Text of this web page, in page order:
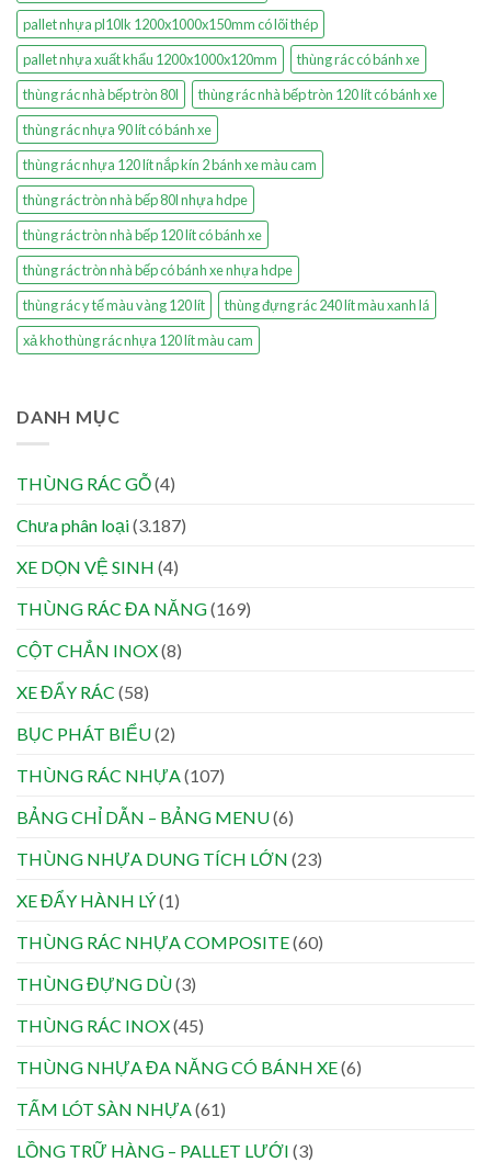
pallet nhựa pl10lk 1200x1000x150mm có lõi thép
pallet nhựa xuất khẩu 1200x1000x120mm
thùng rác có bánh xe
thùng rác nhà bếp tròn 80l
thùng rác nhà bếp tròn 120 lít có bánh xe
thùng rác nhựa 90 lít có bánh xe
thùng rác nhựa 120 lít nắp kín 2 bánh xe màu cam
thùng rác tròn nhà bếp 80l nhựa hdpe
thùng rác tròn nhà bếp 120 lít có bánh xe
thùng rác tròn nhà bếp có bánh xe nhựa hdpe
thùng rác y tế màu vàng 120 lít
thùng đựng rác 240 lít màu xanh lá
xả kho thùng rác nhựa 120 lít màu cam
DANH MỤC
THÙNG RÁC GỖ(4)
Chưa phân loại(3.187)
XE DỌN VỆ SINH (4)
THÙNG RÁC ĐA NĂNG(169)
CỘT CHẮN INOX(8)
XE ĐẨY RÁC (58)
BỤC PHÁT BIỂU(2)
THÙNG RÁC NHỰA (107)
BẢNG CHỈ DẪN – BẢNG MENU(6)
THÙNG NHỰA DUNG TÍCH LỚN (23)
XE ĐẨY HÀNH LÝ(1)
THÙNG RÁC NHỰA COMPOSITE(60)
THÙNG ĐỰNG DÙ(3)
THÙNG RÁC INOX(45)
THÙNG NHỰA ĐA NĂNG CÓ BÁNH XE(6)
TẤM LÓT SÀN NHỰA (61)
LỒNG TRỮ HÀNG – PALLET LƯỚI (3)